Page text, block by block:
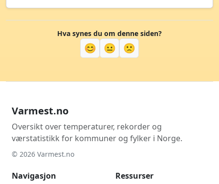
Hva synes du om denne siden?
😊 😐 🙁
Varmest.no
Oversikt over temperaturer, rekorder og
værstatistikk for kommuner og fylker i Norge.
© 2026 Varmest.no
Navigasjon
Ressurser